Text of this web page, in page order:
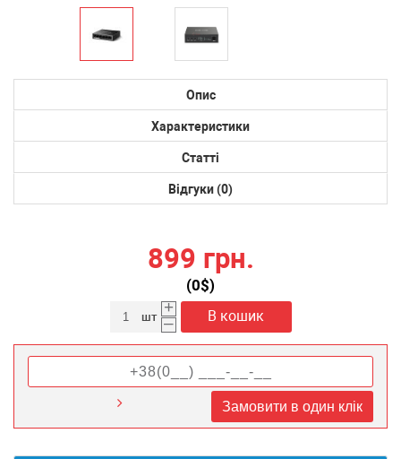
Опис
Характеристики
Статті
Відгуки (0)
899 грн.
(0$)
+
–
В кошик
шт
Замовити в один клік